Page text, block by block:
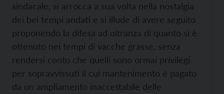
sindacale, si arrocca a sua volta nella nostalgia
dei bei tempi andati e si illude di avere seguito
proponendo la difesa ad oltranza di quanto si è
ottenuto nei tempi di vacche grasse, senza
rendersi conto che quelli sono ormai privilegi
per sopravvissuti il cui mantenimento è pagato
da un ampliamento inaccettabile delle